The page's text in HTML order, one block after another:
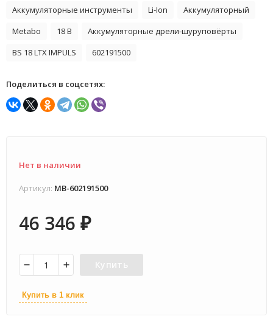
Аккумуляторные инструменты Li-Ion
Аккумуляторный
Metabo
18 В
Аккумуляторные дрели-шуруповёрты
BS 18 LTX IMPULS
602191500
Поделиться в соцсетях:
Нет в наличии
Артикул: MB-602191500
46 346 ₽
Купить
Купить в 1 клик